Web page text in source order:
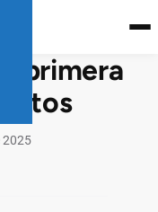
primera
2025